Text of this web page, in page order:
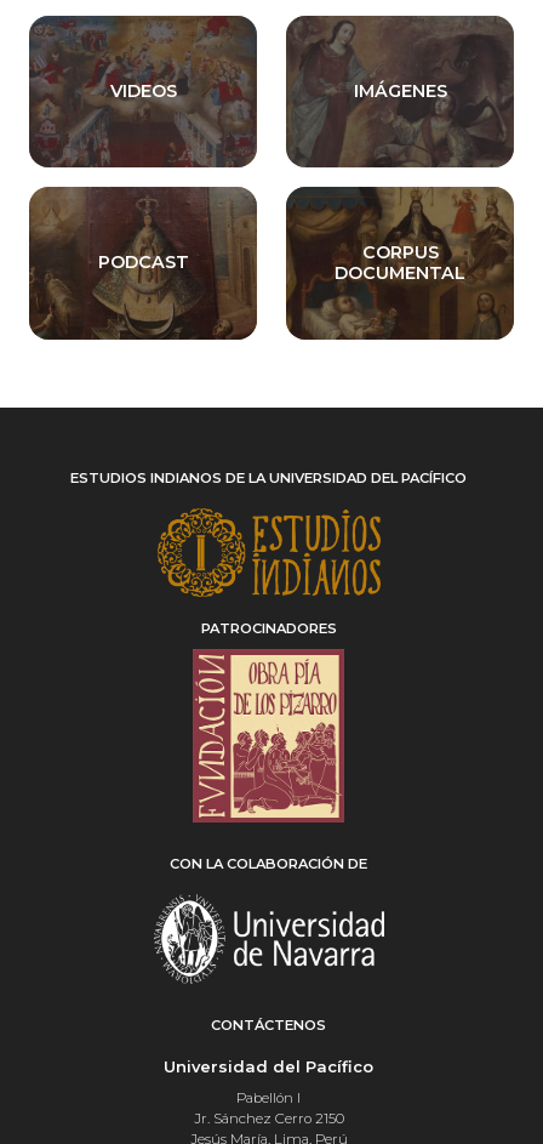
VIDEOS IMÁGENES
PODCAST
CORPUS
DOCUMENTAL
ESTUDIOS INDIANOS DE LA UNIVERSIDAD DEL PACÍFICO
PATROCINADORES
CON LA COLABORACIÓN DE
CONTÁCTENOS
Universidad del Pacífico
Pabellón I
Jr. Sánchez Cerro 2150
Jesús María, Lima, Perú